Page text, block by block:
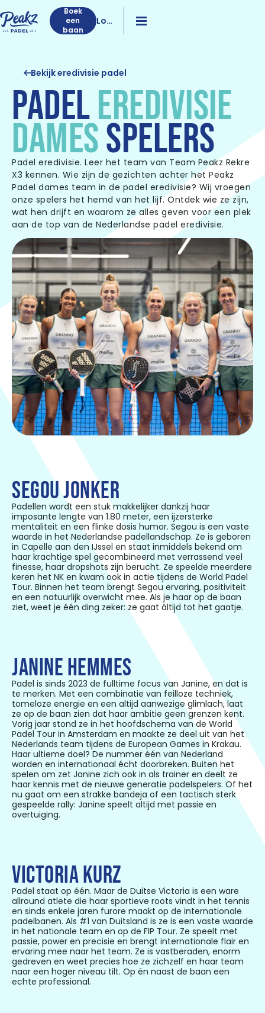
Boek
een
baan
Log
Bekijk eredivisie padel
PADELEREDIVISIE
DAMESSPELERS
Padel eredivisie. Leer het team van Team Peakz Rekre
X3 kennen. Wie zijn de gezichten achter het Peakz
Padel dames team in de padel eredivisie? Wij vroegen
onze spelers het hemd van het lijf. Ontdek wie ze zijn,
wat hen drijft en waarom ze alles geven voor een plek
aan de top van de Nederlandse padel eredivisie.
SEGOU JONKER
Padellen wordt een stuk makkelijker dankzij haar
imposante lengte van 1.80 meter, een ijzersterke
mentaliteit en een flinke dosis humor. Segou is een vaste
waarde in het Nederlandse padellandschap. Ze is geboren
in Capelle aan den IJssel en staat inmiddels bekend om
haar krachtige spel gecombineerd met verrassend veel
finesse, haar dropshots zijn berucht. Ze speelde meerdere
keren het NK en kwam ook in actie tijdens de World Padel
Tour. Binnen het team brengt Segou ervaring, positiviteit
en een natuurlijk overwicht mee. Als je haar op de baan
ziet, weet je één ding zeker: ze gaat áltijd tot het gaatje.
JANINE HEMMES
Padel is sinds 2023 de fulltime focus van Janine, en dat is
te merken. Met een combinatie van feilloze techniek,
tomeloze energie en een altijd aanwezige glimlach, laat
ze op de baan zien dat haar ambitie geen grenzen kent.
Vorig jaar stond ze in het hoofdschema van de World
Padel Tour in Amsterdam en maakte ze deel uit van het
Nederlands team tijdens de European Games in Krakau.
Haar ultieme doel? De nummer één van Nederland
worden en internationaal écht doorbreken. Buiten het
spelen om zet Janine zich ook in als trainer en deelt ze
haar kennis met de nieuwe generatie padelspelers. Of het
nu gaat om een strakke bandeja of een tactisch sterk
gespeelde rally: Janine speelt altijd met passie en
overtuiging.
VICTORIA KURZ
Padel staat op één. Maar de Duitse Victoria is een ware
allround atlete die haar sportieve roots vindt in het tennis
en sinds enkele jaren furore maakt op de internationale
padelbanen. Als #1 van Duitsland is ze is een vaste waarde
in het nationale team en op de FIP Tour. Ze speelt met
passie, power en precisie en brengt internationale flair en
ervaring mee naar het team. Ze is vastberaden, enorm
gedreven en weet precies hoe ze zichzelf en haar team
naar een hoger niveau tilt. Op én naast de baan een
echte professional.